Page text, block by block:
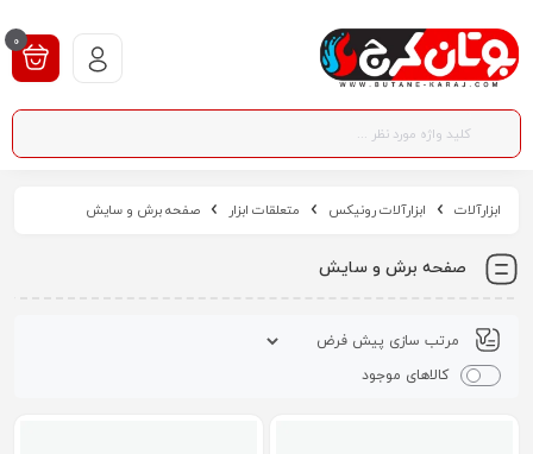
0
ابزارآلات ابزارآلات رونیکس متعلقات ابزار صفحه برش و سایش
صفحه برش و سایش
کالاهای موجود